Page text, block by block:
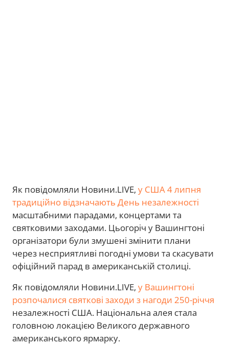
Як повідомляли Новини.LIVE, у США 4 липня
традиційно відзначають День незалежності
масштабними парадами, концертами та
святковими заходами. Цьогоріч у Вашингтоні
організатори були змушені змінити плани
через несприятливі погодні умови та скасувати
офіційний парад в американській столиці.
Як повідомляли Новини.LIVE, у Вашингтоні
розпочалися святкові заходи з нагоди 250-річчя
незалежності США. Національна алея стала
головною локацією Великого державного
американського ярмарку.